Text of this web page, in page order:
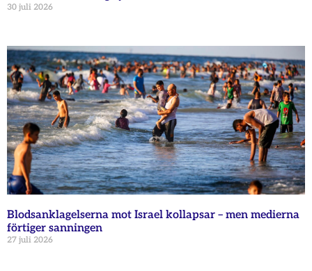
30 juli 2026
Blodsanklagelserna mot Israel kollapsar – men medierna
förtiger sanningen
27 juli 2026